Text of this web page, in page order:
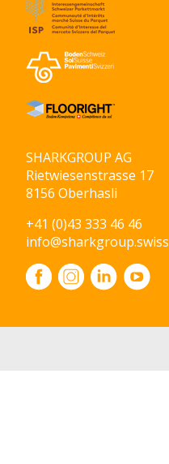
SHARKGROUP AG
Rietwiesenstrasse 17
8156 Oberhasli
+41 (0)43 333 46 46
info@sharkgroup.swiss